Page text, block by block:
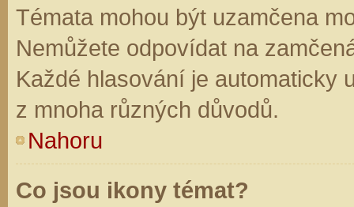
Témata mohou být uzamčena
Nemůžete odpovídat na
Každé hlasování je automaticky
z mnoha různých důvodů.
Nahoru
Co jsou ikony témat?